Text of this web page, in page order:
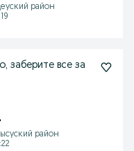
район
заберите все за
район